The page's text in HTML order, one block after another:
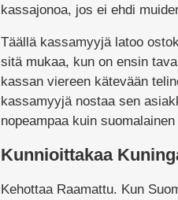
kassajonoa, jos ei ehdi
Täällä kassamyyjä latoo
sitä mukaa, kun on ensin
kassan viereen kätevään
kassamyyjä nostaa sen
nopeampaa kuin
Kunnioittakaa
Kehottaa Raamattu. Kun